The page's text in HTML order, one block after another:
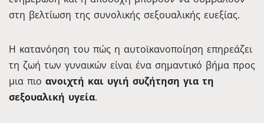
στη βελτίωση της συνολικής σεξουαλικής ευεξίας.
Η κατανόηση του πώς η αυτοϊκανοποίηση επηρεάζει
τη ζωή των γυναικών είναι ένα σημαντικό βήμα προς
μια πιο ανοιχτή και υγιή συζήτηση για τη
σεξουαλική υγεία.